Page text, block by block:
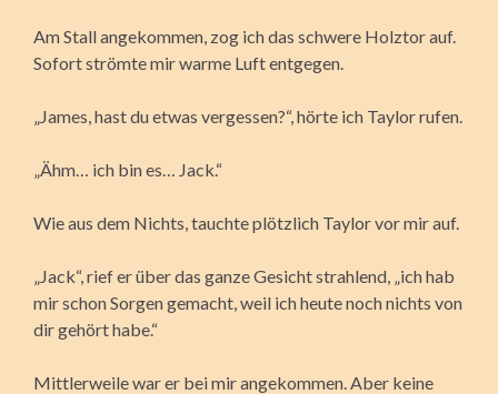
Am Stall angekommen, zog ich das schwere Holztor auf.
Sofort strömte mir warme Luft entgegen.
„James, hast du etwas vergessen?“, hörte ich Taylor rufen.
„Ähm… ich bin es… Jack.“
Wie aus dem Nichts, tauchte plötzlich Taylor vor mir auf.
„Jack“, rief er über das ganze Gesicht strahlend, „ich hab
mir schon Sorgen gemacht, weil ich heute noch nichts von
dir gehört habe.“
Mittlerweile war er bei mir angekommen. Aber keine